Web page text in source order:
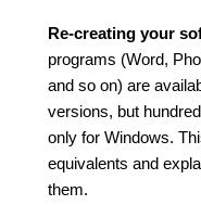
Re-creating your
programs (Word,
and so on) are
versions, but
only for Windows.
equivalents and
them.